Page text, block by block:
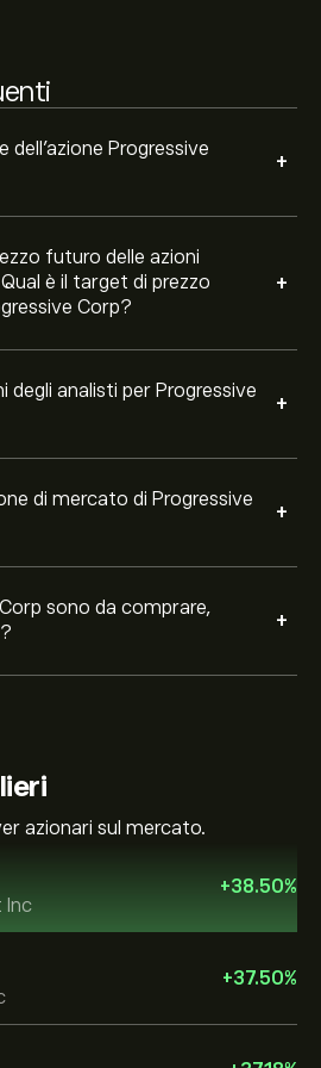
dell'azione Progressive
+
futuro delle azioni
è il target di prezzo
Corp?
+
degli analisti per Progressive
+
di mercato di Progressive
+
sono da comprare,
+
generale è Acquisto
azionari sul mercato.
Inc
+38.50%
+37.50%